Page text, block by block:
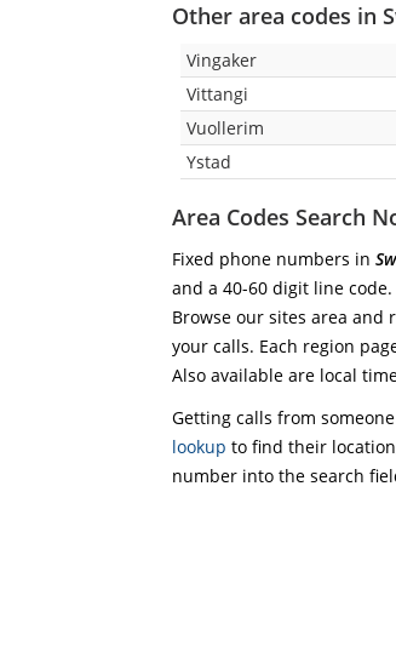
Other area codes in
Vingaker
Vittangi
Vuollerim
Ystad
Area Codes Search
Fixed phone numbers in
and a 40-60 digit line
Browse our sites area
your calls. Each region
Also available are local
Getting calls from
lookup to find their
number into the search